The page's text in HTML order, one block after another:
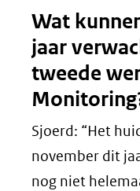
Wat
jaar
tweede
Sjoerd: “Het
november dit
nog niet